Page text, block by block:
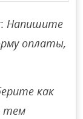
Напишите
оплаты,
как
тем